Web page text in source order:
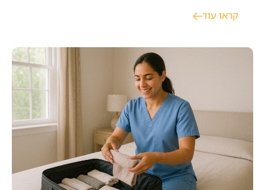
ותעסוקתיים. קיימים כיום טיפולים יעילים ומוכחים – הכוללים
קראו עוד